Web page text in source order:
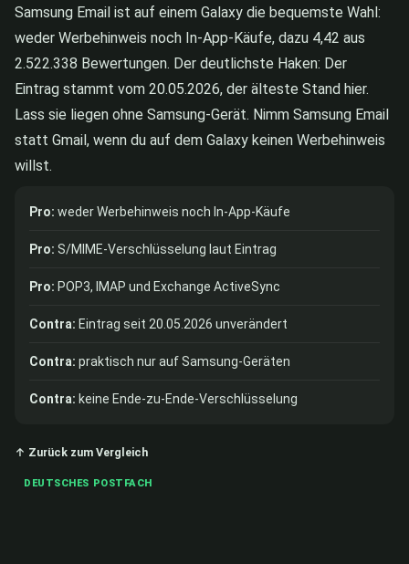
Samsung Email ist auf einem Galaxy die bequemste Wahl:
weder Werbehinweis noch In-App-Käufe, dazu 4,42 aus
2.522.338 Bewertungen. Der deutlichste Haken: Der
Eintrag stammt vom 20.05.2026, der älteste Stand hier.
Lass sie liegen ohne Samsung-Gerät. Nimm Samsung Email
statt Gmail, wenn du auf dem Galaxy keinen Werbehinweis
willst.
Pro: weder Werbehinweis noch In-App-Käufe
Pro: S/MIME-Verschlüsselung laut Eintrag
Pro: POP3, IMAP und Exchange ActiveSync
Contra: Eintrag seit 20.05.2026 unverändert
Contra: praktisch nur auf Samsung-Geräten
Contra: keine Ende-zu-Ende-Verschlüsselung
↑ Zurück zum Vergleich
DEUTSCHES POSTFACH